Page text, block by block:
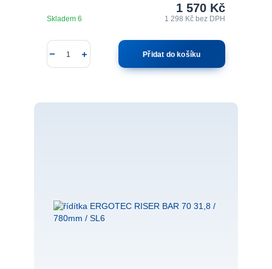
1 570 Kč
1 298 Kč bez DPH
Skladem 6
Přidat do košíku